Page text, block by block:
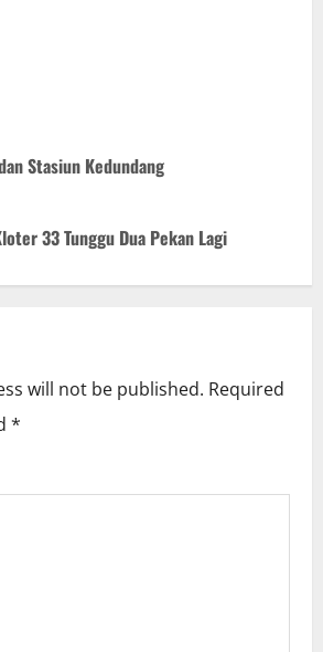
Stasiun Kedundang
33 Tunggu Dua Pekan Lagi
will not be published. Required
*